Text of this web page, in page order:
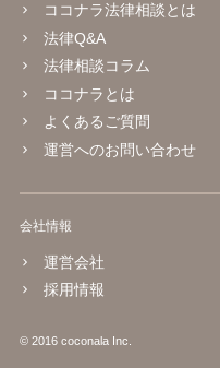
ココナラ法律相談とは
法律Q&A
法律相談コラム
ココナラとは
よくあるご質問
運営へのお問い合わせ
会社情報
運営会社
採用情報
© 2016 coconala Inc.